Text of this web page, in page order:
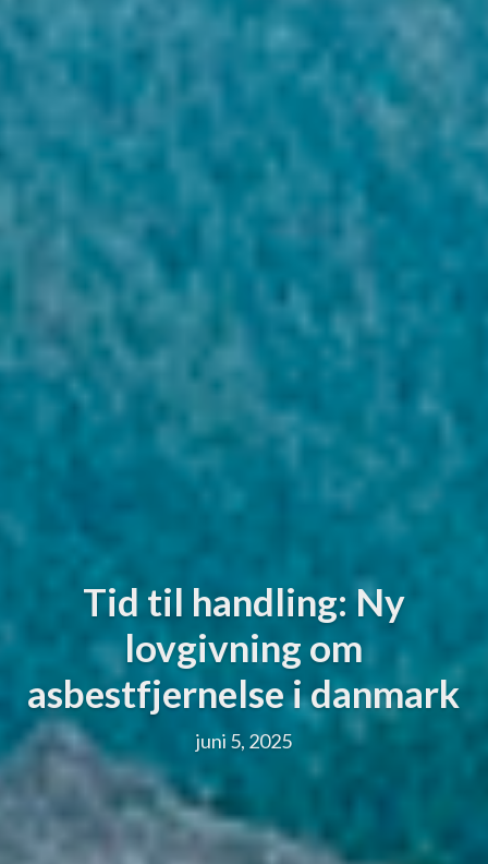
Tid til handling: Ny
lovgivning om
asbestfjernelse i danmark
juni 5, 2025